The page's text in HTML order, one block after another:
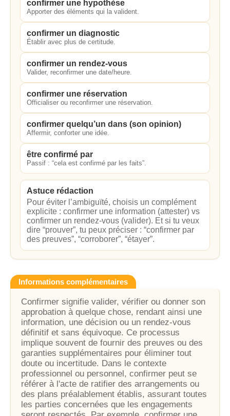
confirmer une hypothèse
Apporter des éléments qui la valident.
confirmer un diagnostic
Établir avec plus de certitude.
confirmer un rendez-vous
Valider, reconfirmer une date/heure.
confirmer une réservation
Officialiser ou reconfirmer une réservation.
confirmer quelqu’un dans (son opinion)
Affermir, conforter une idée.
être confirmé par
Passif : “cela est confirmé par les faits”.
Astuce rédaction
Pour éviter l’ambiguïté, choisis un complément
explicite : confirmer une information (attester) vs
confirmer un rendez-vous (valider). Et si tu veux
dire “prouver”, tu peux préciser : “confirmer par
des preuves”, “corroborer”, “étayer”.
Informations complémentaires
Confirmer signifie valider, vérifier ou donner son
approbation à quelque chose, rendant ainsi une
information, une décision ou un rendez-vous
définitif et sans équivoque. Ce processus
implique souvent de fournir des preuves ou des
garanties supplémentaires pour éliminer tout
doute ou incertitude. Dans le contexte
professionnel ou personnel, confirmer peut se
référer à l'acte de ratifier des arrangements ou
des plans préalablement établis, assurant toutes
les parties concernées que les engagements